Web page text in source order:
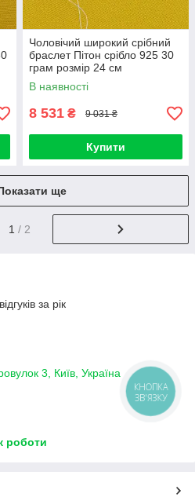
Чоловічий широкий срібний
браслет Пітон срібло 925 30
грам розмір 24 см
В наявності
8 531 ₴ 9 031 ₴
Купити
ще
1 / 2
за рік
3, Київ, Україна
роботи
КНОПКА
ЗВ'ЯЗКУ